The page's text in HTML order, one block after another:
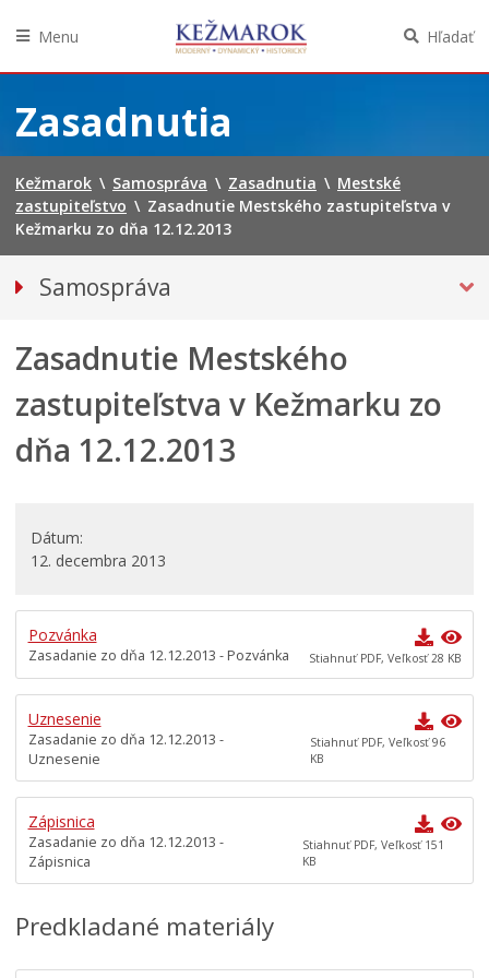
obsah
Menu Hľadať
Zasadnutia
Kežmarok \ Samospráva \ Zasadnutia \ Mestské
zastupiteľstvo \ Zasadnutie Mestského zastupiteľstva v
Kežmarku zo dňa 12.12.2013
Samospráva
MESTSKÉ ZASTUPITEĽSTVO
Poslanci
Oznámenia verejných funkcionárov
Komisie
Mestská polícia
Mestská školská rada
Elektronická verejná správa
Centrálna úradná elektronická tabuľa
Všeobecne záväzné nariadenia
Územné plánovanie
Organizácie
Oznamy mesta
Transparentné mesto
Geo informačný systém – Kežmarok
Tlačové správy
Zasadnutie Mestského
zastupiteľstva v Kežmarku zo
dňa 12.12.2013
Dátum
12. decembra 2013
Pozvánka
Zasadanie zo dňa 12.12.2013 - Pozvánka Stiahnuť PDF, Veľkosť 28 KB
Uznesenie
Zasadanie zo dňa 12.12.2013 -
Uznesenie
Stiahnuť PDF, Veľkosť 96
KB
Zápisnica
Zasadanie zo dňa 12.12.2013 -
Zápisnica
Stiahnuť PDF, Veľkosť 151
KB
Predkladané materiály